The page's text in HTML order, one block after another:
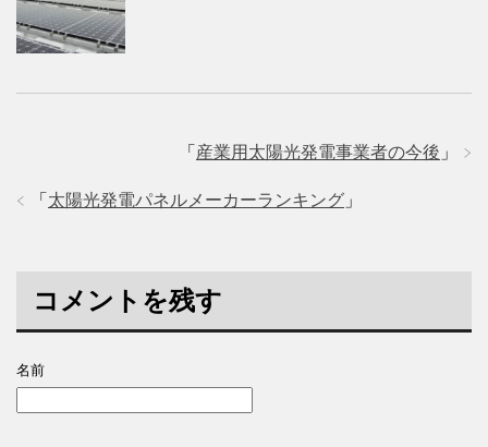
「 産業用太陽光発電事業者の今後 」
「 太陽光発電パネルメーカーランキング 」
コメントを残す
名前